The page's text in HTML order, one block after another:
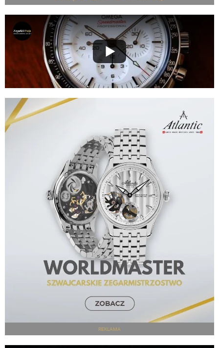
REKLAMA